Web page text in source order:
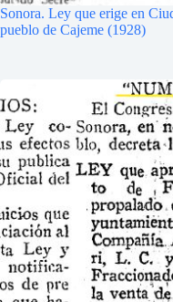
Sonora. Ley que erige en
pueblo de Cajeme (1928)